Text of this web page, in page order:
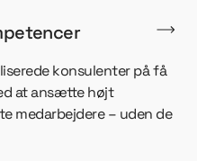
konsulenter på få
at ansætte højt
medarbejdere – uden de